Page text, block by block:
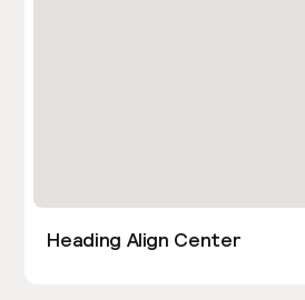
Heading Align Center